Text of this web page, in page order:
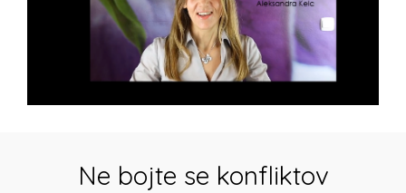
Ne bojte se konfliktov